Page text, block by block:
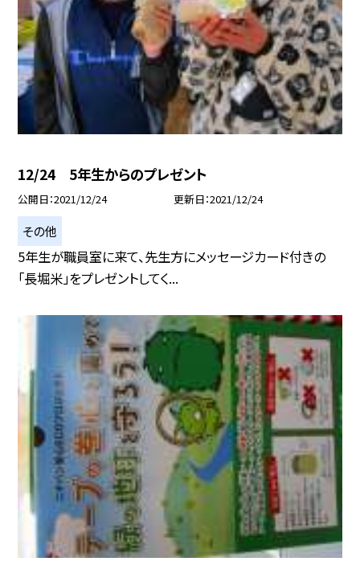
12/24 5年生からのプレゼント
公開日 2021/12/24 更新日 2021/12/24
その他
5年生が職員室に来て、先生方にメッセージカード付きの
「長堀米」をプレゼントしてく...